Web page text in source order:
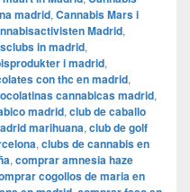
madrid, Cannabis Mars i
Madrid,
in madrid,
i madrid,
con thc en madrid,
cannabicas madrid,
madrid, club de caballo
marihuana, club de golf
, clubs de cannabis en
, comprar amnesia haze
cogollos de maria en